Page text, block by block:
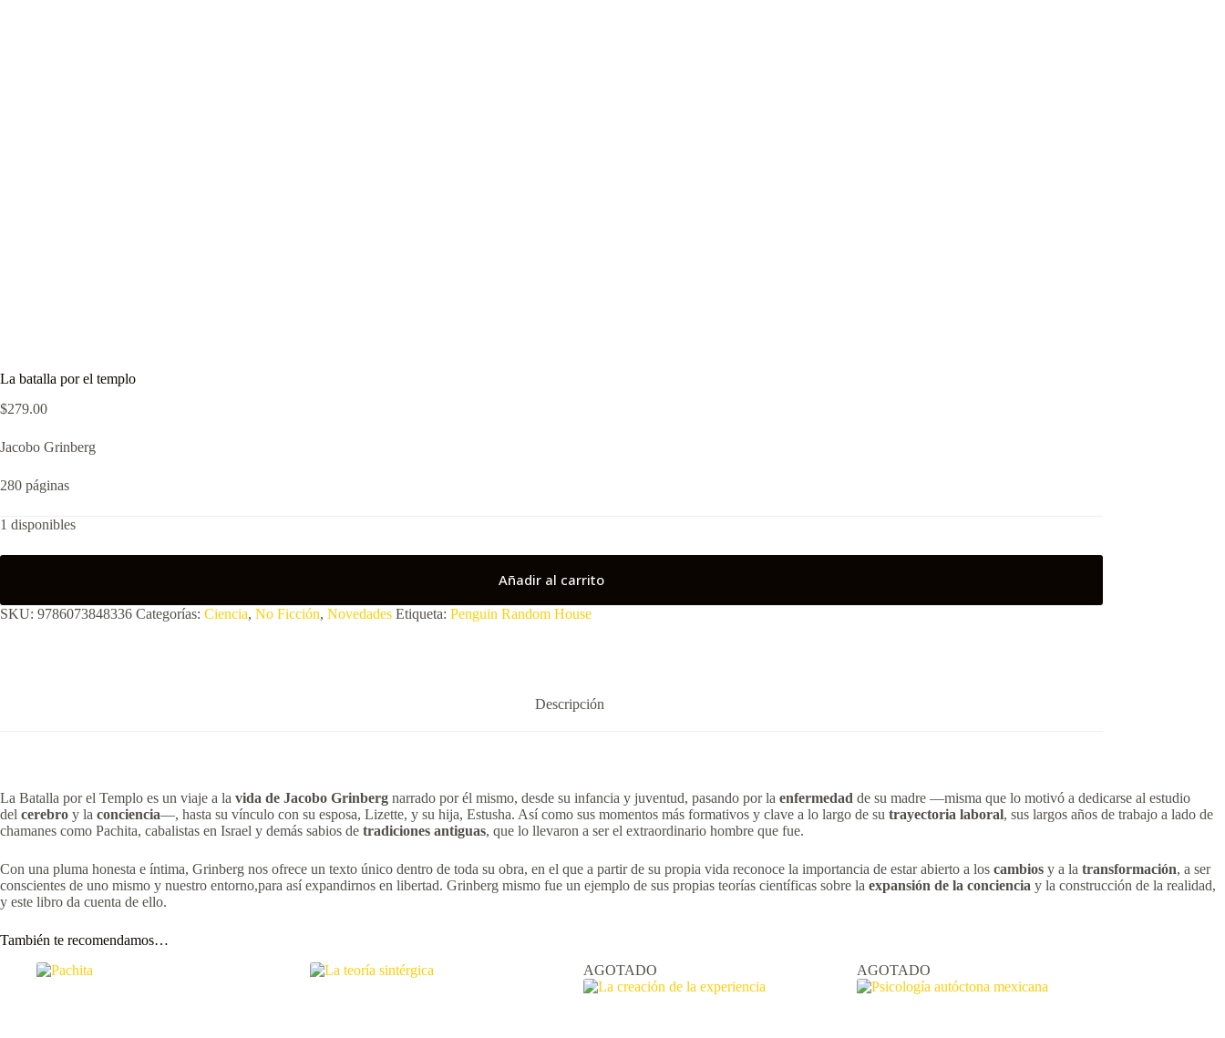
La batalla por el templo
$279.00
Jacobo Grinberg
280 páginas
1 disponibles
Añadir al carrito
SKU: 9786073848336 Categorías: Ciencia, No Ficción, Novedades Etiqueta: Penguin Random House
Descripción
La Batalla por el Templo es un viaje a la vida de Jacobo Grinberg narrado por él mismo, desde su infancia y juventud, pasando por la enfermedad de su madre —misma que lo motivó a dedicarse al estudio
del cerebro y la conciencia—, hasta su vínculo con su esposa, Lizette, y su hija, Estusha. Así como sus momentos más formativos y clave a lo largo de su trayectoria laboral, sus largos años de trabajo a lado de
chamanes como Pachita, cabalistas en Israel y demás sabios de tradiciones antiguas, que lo llevaron a ser el extraordinario hombre que fue.
Con una pluma honesta e íntima, Grinberg nos ofrece un texto único dentro de toda su obra, en el que a partir de su propia vida reconoce la importancia de estar abierto a los cambios y a la transformación, a ser
conscientes de uno mismo y nuestro entorno,para así expandirnos en libertad. Grinberg mismo fue un ejemplo de sus propias teorías científicas sobre la expansión de la conciencia y la construcción de la realidad,
y este libro da cuenta de ello.
También te recomendamos…
AGOTADO AGOTADO